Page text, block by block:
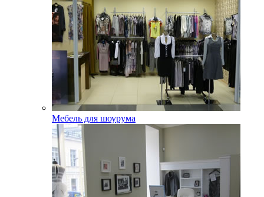
Мебель для шоурума